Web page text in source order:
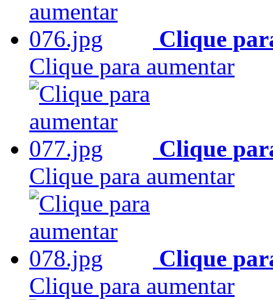
Clique
Clique para aumentar
Clique
Clique para aumentar
Clique
Clique para aumentar